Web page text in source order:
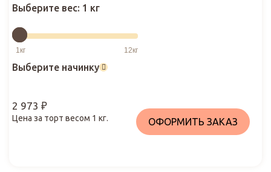
Выберите вес: 1 кг
Выберите начинку
2 973 ₽
Цена за торт весом 1 кг. ОФОРМИТЬ ЗАКАЗ